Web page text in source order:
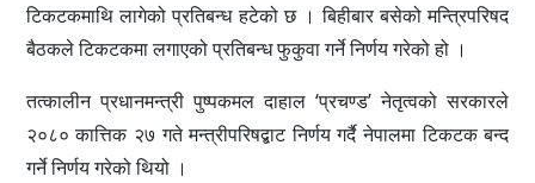
टिकटकमाथि लागेको प्रतिबन्ध हटेको छ । बिहीबार बसेको मन्त्रिपरिषद
बैठकले टिकटकमा लगाएको प्रतिबन्ध फुकुवा गर्ने निर्णय गरेको हो ।
तत्कालीन प्रधानमन्त्री पुष्पकमल दाहाल ‘प्रचण्ड’ नेतृत्वको सरकारले
२०८० कात्तिक २७ गते मन्त्रीपरिषद्बाट निर्णय गर्दै नेपालमा टिकटक बन्द
गर्ने निर्णय गरेको थियो ।